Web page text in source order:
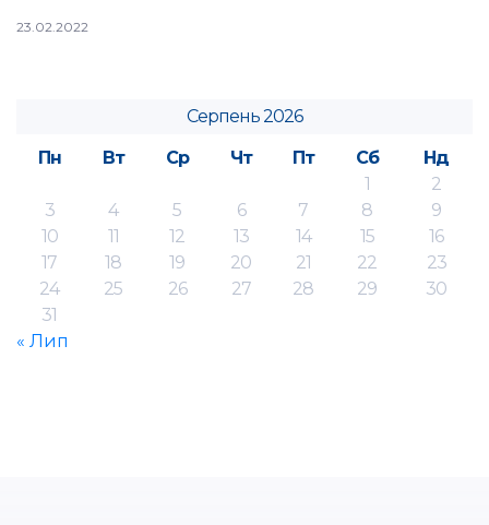
23.02.2022
Серпень 2026
Пн
Вт Ср Чт Пт Сб
Нд
1
2
3
4 5 6 7 8
9
10
11 12 13 14 15
16
17
18 19 20 21 22
23
24
25 26 27 28 29
30
31
« Лип